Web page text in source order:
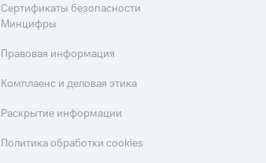
Сертификаты безопасности
Минцифры
Правовая информация
Комплаенс и деловая этика
Раскрытие информации
Политика обработки cookies